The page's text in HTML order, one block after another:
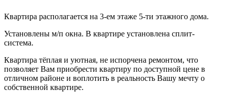
Квартира располагается на 3-ем этаже 5-ти этажного дома.
Установлены м/п окна. В квартире установлена сплит-
система.
Квартира тёплая и уютная, не испорчена ремонтом, что
позволяет Вам приобрести квартиру по доступной цене в
отличном районе и воплотить в реальность Вашу мечту о
собственной квартире.